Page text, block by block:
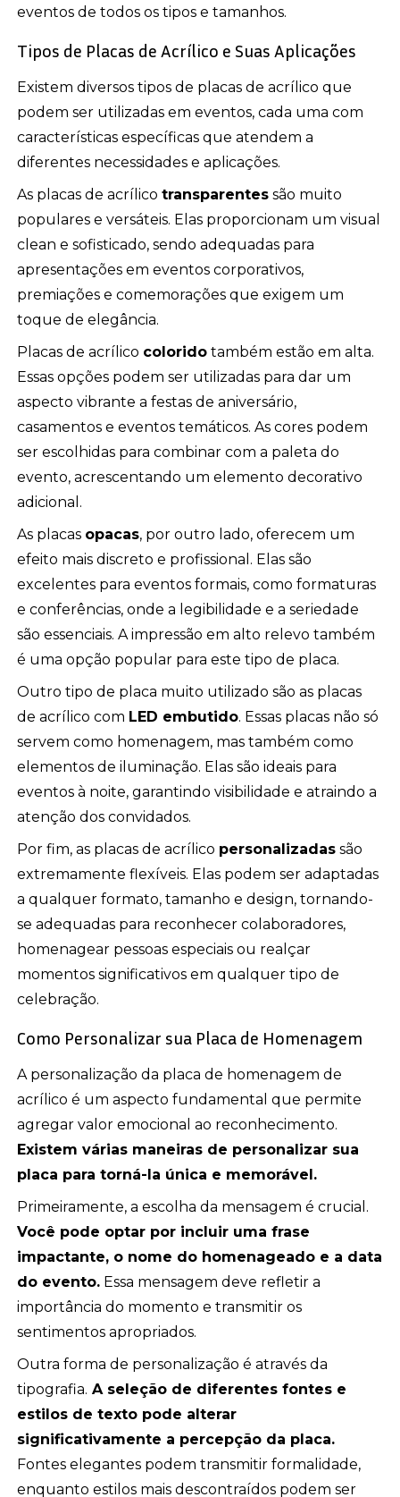
eventos de todos os tipos e tamanhos.
Tipos de Placas de Acrílico e Suas Aplicações
Existem diversos tipos de placas de acrílico que
podem ser utilizadas em eventos, cada uma com
características específicas que atendem a
diferentes necessidades e aplicações.
As placas de acrílicotransparentes são muito
populares e versáteis. Elas proporcionam um visual
clean e sofisticado, sendo adequadas para
apresentações em eventos corporativos,
premiações e comemorações que exigem um
toque de elegância.
Placas de acrílico colorido também estão em alta.
Essas opções podem ser utilizadas para dar um
aspecto vibrante a festas de aniversário,
casamentos e eventos temáticos. As cores podem
ser escolhidas para combinar com a paleta do
evento, acrescentando um elemento decorativo
adicional.
As placas opacas, por outro lado, oferecem um
efeito mais discreto e profissional. Elas são
excelentes para eventos formais, como formaturas
e conferências, onde a legibilidade e a seriedade
são essenciais. A impressão em alto relevo também
é uma opção popular para este tipo de placa.
Outro tipo de placa muito utilizado são as placas
de acrílico com LED embutido. Essas placas não só
servem como homenagem, mas também como
elementos de iluminação. Elas são ideais para
eventos à noite, garantindo visibilidade e atraindo a
atenção dos convidados.
Por fim, as placas de acrílico personalizadas são
extremamente flexíveis. Elas podem ser adaptadas
a qualquer formato, tamanho e design, tornando-
se adequadas para reconhecer colaboradores,
homenagear pessoas especiais ou realçar
momentos significativos em qualquer tipo de
celebração.
Como Personalizar sua Placa de Homenagem
A personalização da placa de homenagem de
acrílico é um aspecto fundamental que permite
agregar valor emocional ao reconhecimento.
Existem várias maneiras de personalizar sua
placa para torná-la única e memorável.
Primeiramente, a escolha da mensagem é crucial.
Você pode optar por incluir uma frase
impactante, o nome do homenageado e a data
do evento. Essa mensagem deve refletir a
importância do momento e transmitir os
sentimentos apropriados.
Outra forma de personalização é através da
tipografia. A seleção de diferentes fontes e
estilos de texto pode alterar
significativamente a percepção da placa.
Fontes elegantes podem transmitir formalidade,
enquanto estilos mais descontraídos podem ser